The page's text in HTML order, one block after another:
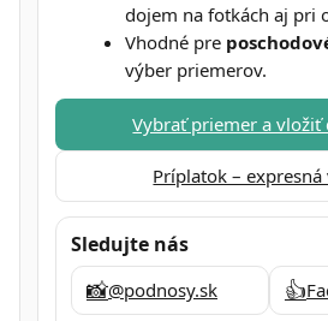
dojem na fotkách aj pri
Vhodné pre
výber priemerov.
Vybrať priemer a vložiť
Príplatok –
Sledujte nás
📸@podnosy.sk 👍